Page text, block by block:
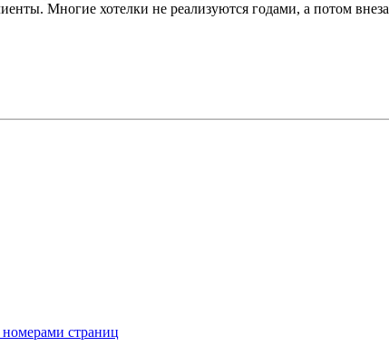
Многие хотелки не реализуются годами, а потом
страниц